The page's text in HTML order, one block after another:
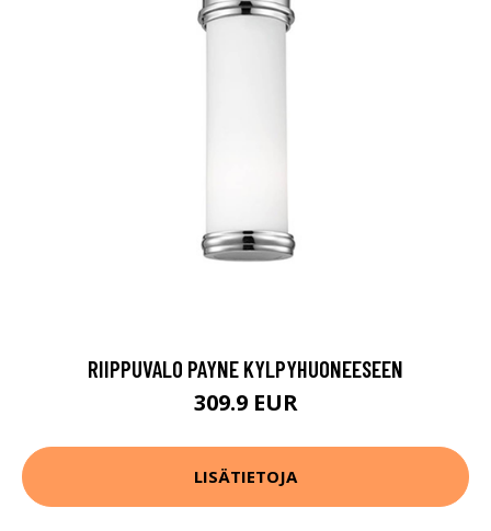
RIIPPUVALO PAYNE KYLPYHUONEESEEN
309.9 EUR
LISÄTIETOJA